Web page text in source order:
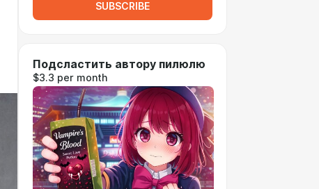
SUBSCRIBE
Подсластить автору пилюлю
$3.3 per month